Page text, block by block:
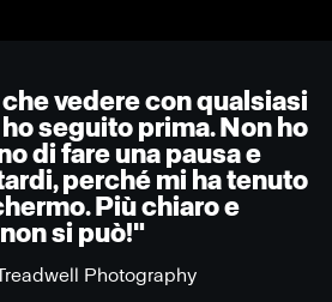
vedere con qualsiasi
seguito prima. Non ho
di fare una pausa e
perché mi ha tenuto
Più chiaro e
si può!"
Photography